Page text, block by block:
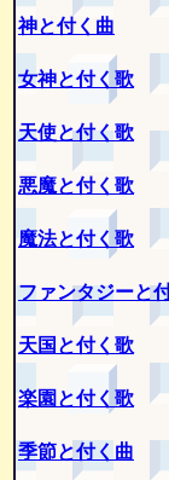
神と付く曲
女神と付く歌
天使と付く歌
悪魔と付く歌
魔法と付く歌
ファンタジーと
天国と付く歌
楽園と付く歌
季節と付く曲